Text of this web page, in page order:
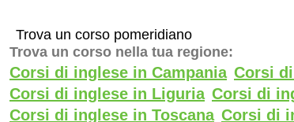
Trova un corso pomeridiano
Trova un corso nella tua regione:
Corsi di inglese in Campania Corsi
Corsi di inglese in Liguria Corsi di
Corsi di inglese in Toscana Corsi di